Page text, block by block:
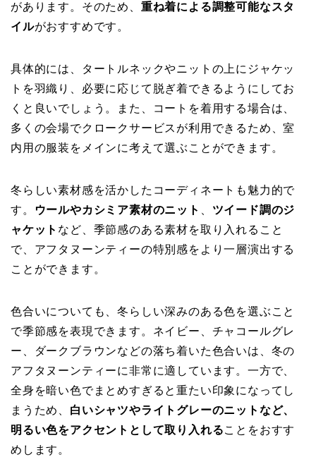
があります。そのため、 重ね着による調整可能なスタ
イルがおすすめです。
具体的には、タートルネックやニットの上にジャケッ
トを羽織り、必要に応じて脱ぎ着できるようにしてお
くと良いでしょう。また、コートを着用する場合は、
多くの会場でクロークサービスが利用できるため、室
内用の服装をメインに考えて選ぶことができます。
冬らしい素材感を活かしたコーディネートも魅力的で
す。
ウールやカシミア素材のニット
ツイード調のジ
ャケット など、季節感のある素材を取り入れること
で、アフタヌーンティーの特別感をより一層演出する
ことができます。
色合いについても、冬らしい深みのある色を選ぶこと
で季節感を表現できます。ネイビー、チャコールグレ
ー、ダークブラウンなどの落ち着いた色合いは、冬の
アフタヌーンティーに非常に適しています。一方で、
全身を暗い色でまとめすぎると重たい印象になってし
まうため、 白いシャツやライトグレーのニットなど、
明るい色をアクセントとして取り入れることをおすす
めします。